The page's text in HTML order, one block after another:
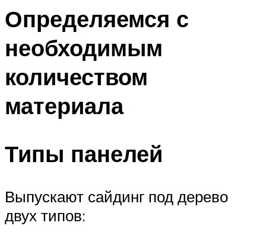
Определяемся с
необходимым
количеством
материала
Типы панелей
Выпускают сайдинг под дерево
двух типов: